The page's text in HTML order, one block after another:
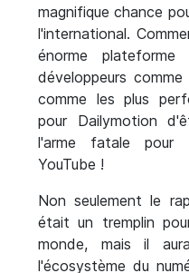
magnifique chance
l'international.
énorme plateforme
développeurs
comme les plus
pour Dailymotion
l'arme fatale pour
YouTube !
Non seulement le
était un tremplin
monde, mais il
l'écosystème du